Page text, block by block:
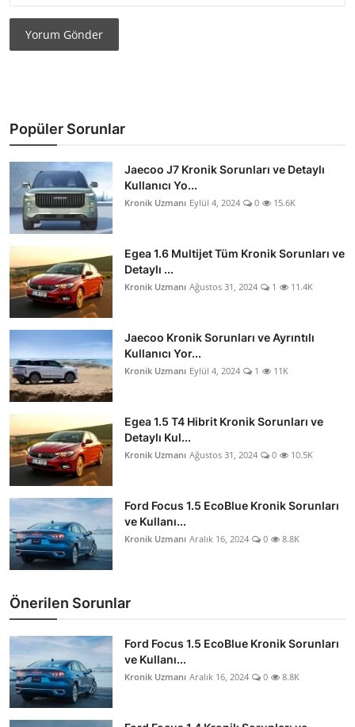
Yorum Gönder
Popüler Sorunlar
Jaecoo J7 Kronik Sorunları ve Detaylı
Kullanıcı Yo...
Kronik Uzmanı Eylül 4, 2024 0 15.6K
Egea 1.6 Multijet Tüm Kronik Sorunları ve
Detaylı ...
Kronik Uzmanı Ağustos 31, 2024 1 11.4K
Jaecoo Kronik Sorunları ve Ayrıntılı
Kullanıcı Yor...
Kronik Uzmanı Eylül 4, 2024 1 11K
Egea 1.5 T4 Hibrit Kronik Sorunları ve
Detaylı Kul...
Kronik Uzmanı Ağustos 31, 2024 0 10.5K
Ford Focus 1.5 EcoBlue Kronik Sorunları
ve Kullanı...
Kronik Uzmanı Aralık 16, 2024 0 8.8K
Önerilen Sorunlar
Ford Focus 1.5 EcoBlue Kronik Sorunları
ve Kullanı...
Kronik Uzmanı Aralık 16, 2024 0 8.8K